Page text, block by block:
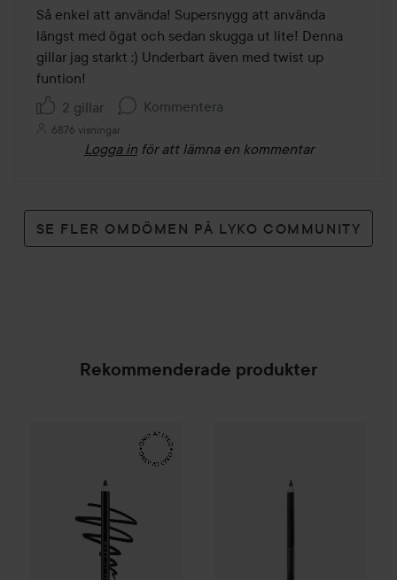
av
5
Så enkel att använda! Supersnygg att använda
längst med ögat och sedan skugga ut lite! Denna
gillar jag starkt :) Underbart även med twist up
funtion!
2 gillar
Kommentera
6876 visningar
Logga in för att lämna en kommentar
SE FLER OMDÖMEN PÅ LYKO COMMUNITY
Rekommenderade produkter
Make Up Store